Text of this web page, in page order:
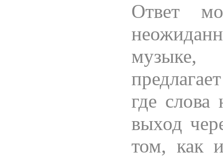
Ответ
музыке,
где
выход
том, как